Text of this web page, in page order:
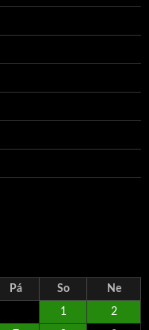
Pá So Ne
1 2